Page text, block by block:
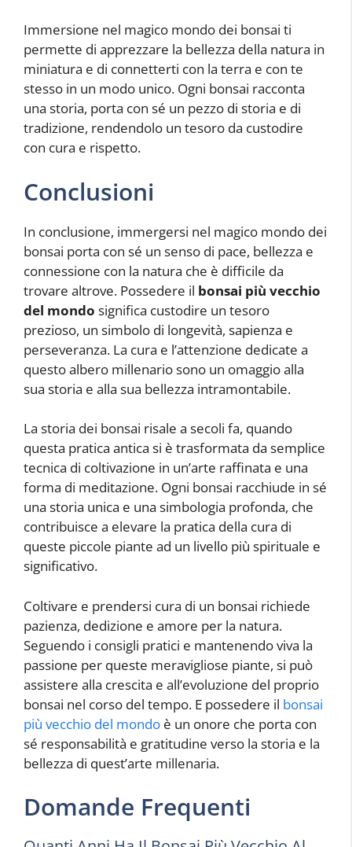
Immersione nel magico mondo dei bonsai ti
permette di apprezzare la bellezza della natura in
miniatura e di connetterti con la terra e con te
stesso in un modo unico. Ogni bonsai racconta
una storia, porta con sé un pezzo di storia e di
tradizione, rendendolo un tesoro da custodire
con cura e rispetto.
Conclusioni
In conclusione, immergersi nel magico mondo dei
bonsai porta con sé un senso di pace, bellezza e
connessione con la natura che è difficile da
trovare altrove. Possedere il bonsai più vecchio
del mondo significa custodire un tesoro
prezioso, un simbolo di longevità, sapienza e
perseveranza. La cura e l’attenzione dedicate a
questo albero millenario sono un omaggio alla
sua storia e alla sua bellezza intramontabile.
La storia dei bonsai risale a secoli fa, quando
questa pratica antica si è trasformata da semplice
tecnica di coltivazione in un’arte raffinata e una
forma di meditazione. Ogni bonsai racchiude in sé
una storia unica e una simbologia profonda, che
contribuisce a elevare la pratica della cura di
queste piccole piante ad un livello più spirituale e
significativo.
Coltivare e prendersi cura di un bonsai richiede
pazienza, dedizione e amore per la natura.
Seguendo i consigli pratici e mantenendo viva la
passione per queste meravigliose piante, si può
assistere alla crescita e all’evoluzione del proprio
bonsai nel corso del tempo. E possedere il bonsai
più vecchio del mondo è un onore che porta con
sé responsabilità e gratitudine verso la storia e la
bellezza di quest’arte millenaria.
Domande Frequenti